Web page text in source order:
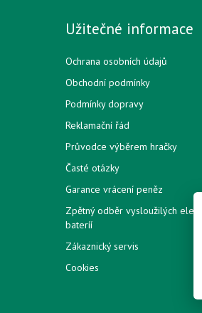
Užitečné informace
Ochrana osobních údajů
Obchodní podmínky
Podmínky dopravy
Reklamační řád
Průvodce výběrem hračky
Časté otázky
Garance vrácení peněz
Zpětný odběr vysloužilých
bateríí
Zákaznický servis
Cookies